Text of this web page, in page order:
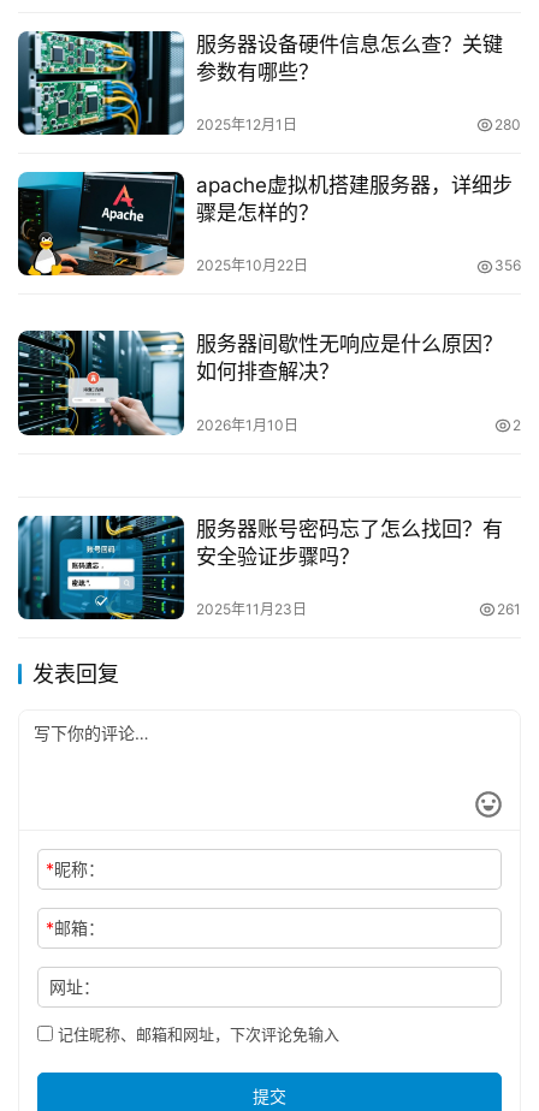
服务器设备硬件信息怎么查？关键
参数有哪些？
2025年12月1日 280
apache虚拟机搭建服务器，详细步
骤是怎样的？
2025年10月22日 356
服务器间歇性无响应是什么原因？
如何排查解决？
2026年1月10日 2
服务器账号密码忘了怎么找回？有
安全验证步骤吗？
2025年11月23日 261
发表回复
*昵称：
*邮箱：
网址：
记住昵称、邮箱和网址，下次评论免输入
提交